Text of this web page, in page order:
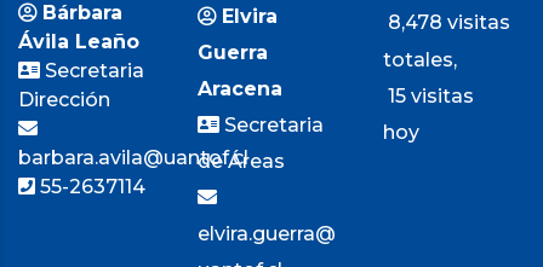
Bárbara
Ávila Leaño
Secretaria
Dirección
barbara.avila@uantof.cl
55-2637114
Elvira
Guerra
Aracena
Secretaria
de Áreas
elvira.guerra@
8,478 visitas
totales,
15 visitas
hoy